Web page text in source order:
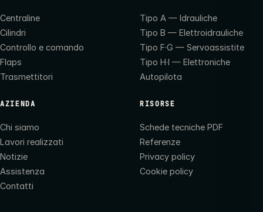
Centraline
Cilindri
Controllo e comando
Flaps
Trasmettitori
Tipo A — Idrauliche
Tipo B — Elettroidrauliche
Tipo F·G — Servoassistite
Tipo H·I — Elettroniche
Autopilota
AZIENDA
Chi siamo
Lavori realizzati
Notizie
Assistenza
Contatti
RISORSE
Schede tecniche PDF
Referenze
Privacy policy
Cookie policy